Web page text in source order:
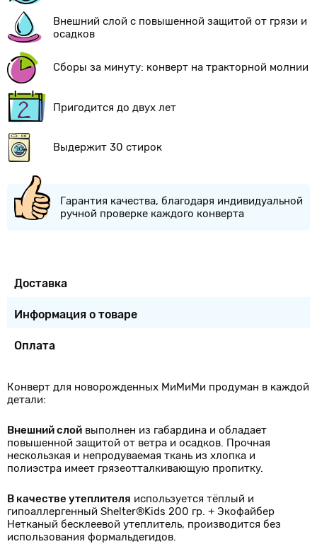
Внешний слой с повышенной защитой от грязи и
осадков
Сборы за минуту: конверт на тракторной молнии
Пригодится до двух лет
Выдержит 30 стирок
Гарантия качества, благодаря индивидуальной
ручной проверке каждого конверта
Доставка
Информация о товаре
Оплата
Конверт для новорожденных МиМиМи продуман в каждой
детали:
Внешний слой выполнен из габардина и обладает
повышенной защитой от ветра и осадков. Прочная
нескользкая и непродуваемая ткань из хлопка и
полиэстра имеет грязеотталкивающую пропитку.
В качестве утеплителя используется тёплый и
гипоаллергенный Shelter®Kids 200 гр. + Экофайбер
Нетканый бесклеевой утеплитель, производится без
использования формальдегидов.